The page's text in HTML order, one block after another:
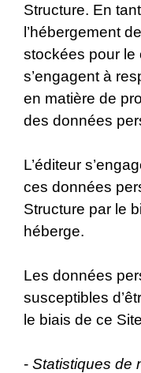
Structure. En
l’hébergement
stockées pour le
s’engagent à
en matière de
des données
L’éditeur
ces données
Structure par le
héberge.
Les données
susceptibles
le biais de ce
- Statistiques de